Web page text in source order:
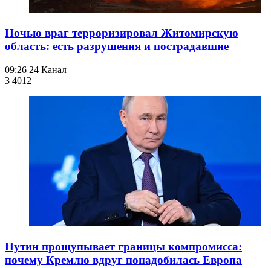
Ночью враг терроризировал Житомирскую
область: есть разрушения и пострадавшие
09:26 24 Канал
3 401 2
Путин прощупывает границы компромисса:
почему Кремлю вдруг понадобилась Европа